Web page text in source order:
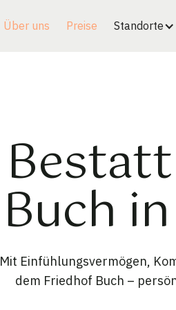
Über uns Preise Standorte
Buch
Mit Einfühlungsvermögen,
dem Friedhof Buch –